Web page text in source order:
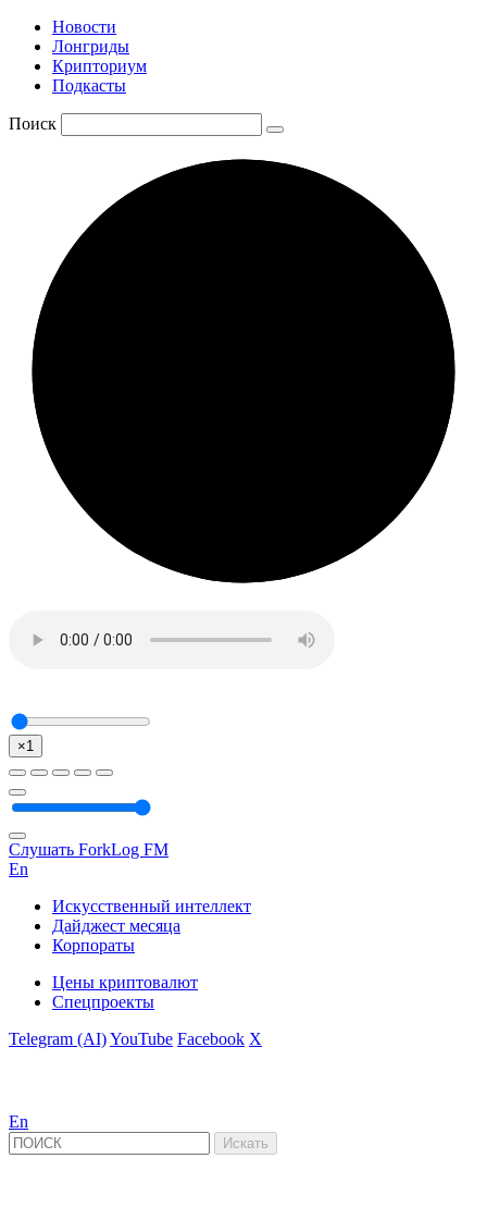
Новости
Лонгриды
Крипториум
Подкасты
Поиск
×1
Слушать ForkLog FM
En
Искусственный интеллект
Дайджест месяца
Корпораты
Цены криптовалют
Спецпроекты
Telegram (AI)YouTube Facebook X
En